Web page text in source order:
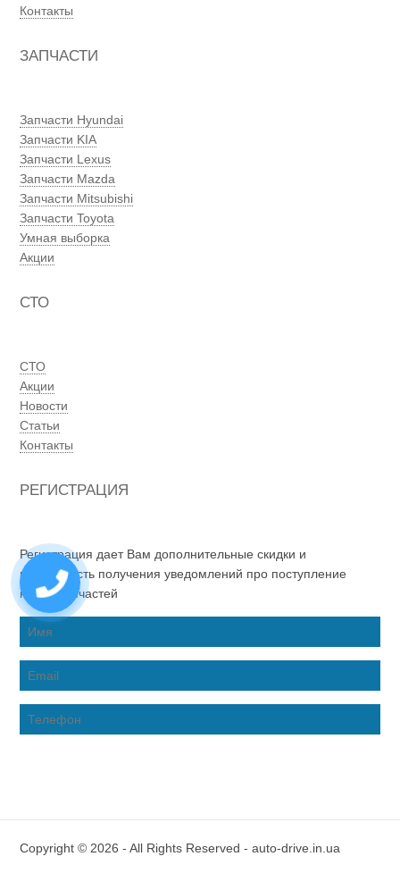
Контакты
ЗАПЧАСТИ
Запчасти Hyundai
Запчасти KIA
Запчасти Lexus
Запчасти Mazda
Запчасти Mitsubishi
Запчасти Toyota
Умная выборка
Акции
СТО
СТО
Акции
Новости
Статьи
Контакты
РЕГИСТРАЦИЯ
Регистрация дает Вам дополнительные скидки и
возможность получения уведомлений про поступление
новых запчастей
Copyright © 2026 - All Rights Reserved - auto-drive.in.ua